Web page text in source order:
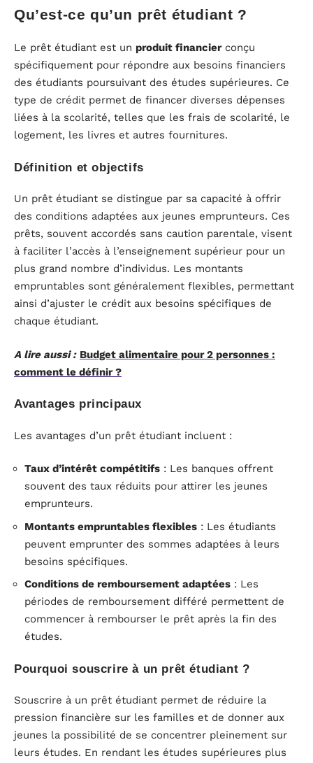
Qu’est-ce qu’un prêt étudiant ?
Le prêt étudiant est un produit financierconçu
spécifiquement pour répondre aux besoins financiers
des étudiants poursuivant des études supérieures. Ce
type de crédit permet de financer diverses dépenses
liées à la scolarité, telles que les frais de scolarité, le
logement, les livres et autres fournitures.
Définition et objectifs
Un prêt étudiant se distingue par sa capacité à offrir
des conditions adaptées aux jeunes emprunteurs. Ces
prêts, souvent accordés sans caution parentale, visent
à faciliter l’accès à l’enseignement supérieur pour un
plus grand nombre d’individus. Les montants
empruntables sont généralement flexibles, permettant
ainsi d’ajuster le crédit aux besoins spécifiques de
chaque étudiant.
A lire aussi : Budget alimentaire pour 2 personnes :
comment le définir ?
Avantages principaux
Les avantages d’un prêt étudiant incluent :
Taux d’intérêt compétitifs : Les banques offrent
souvent des taux réduits pour attirer les jeunes
emprunteurs.
Montants empruntables flexibles : Les étudiants
peuvent emprunter des sommes adaptées à leurs
besoins spécifiques.
Conditions de remboursement adaptées : Les
périodes de remboursement différé permettent de
commencer à rembourser le prêt après la fin des
études.
Pourquoi souscrire à un prêt étudiant ?
Souscrire à un prêt étudiant permet de réduire la
pression financière sur les familles et de donner aux
jeunes la possibilité de se concentrer pleinement sur
leurs études. En rendant les études supérieures plus